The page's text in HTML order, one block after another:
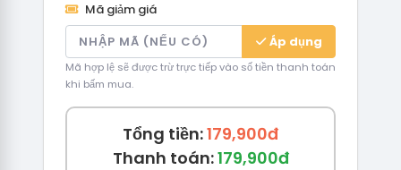
Mã giảm giá
Áp dụng
Mã hợp lệ sẽ được trừ trực tiếp vào số tiền thanh toán
khi bấm mua.
Tổng tiền:179,900đ
Thanh toán:179,900đ